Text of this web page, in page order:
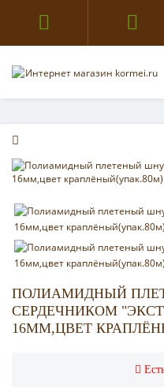
ПОЛИАМИДНЫЙ
СЕРДЕЧНИКОМ
16ММ,ЦВЕТ